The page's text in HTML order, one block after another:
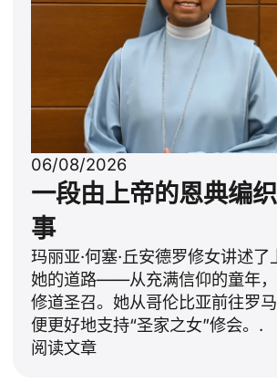
06/08/2026
一段由上帝的恩典编
事
玛丽亚·何塞·丘安德罗修女讲述
她的道路——从充满信仰的童年
修道圣召。她从哥伦比亚前往罗
便更好地支持“圣家之女”修会。.
阅读文章